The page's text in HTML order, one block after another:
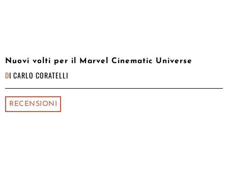
Nuovi volti per il Marvel Cinematic Universe
DI CARLO CORATELLI
RECENSIONI